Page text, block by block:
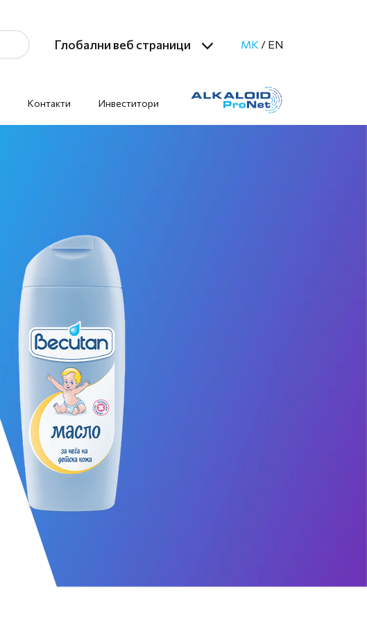
Глобални веб страници MK / EN
Контакти Инвеститори